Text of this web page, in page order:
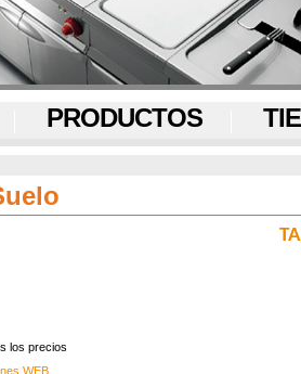
PRODUCTOS
los precios
WEB